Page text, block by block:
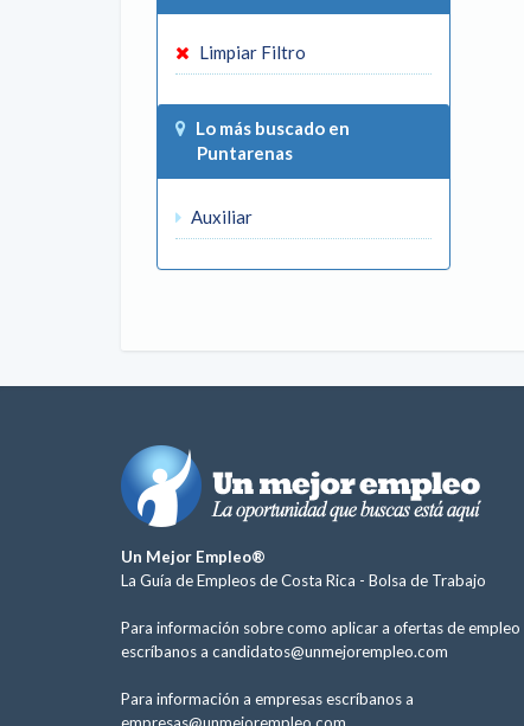
Limpiar Filtro
Lo más buscado en
Puntarenas
Auxiliar
Un Mejor Empleo®
La Guía de Empleos de Costa Rica - Bolsa de Trabajo
Para información sobre como aplicar a ofertas de empleo
escríbanos a candidatos@unmejorempleo.com
Para información a empresas escríbanos a